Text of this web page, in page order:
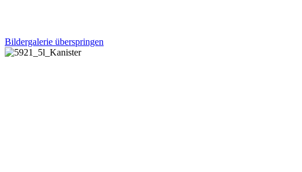
Bildergalerie überspringen